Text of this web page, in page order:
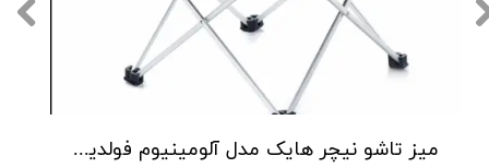
میز تاشو نیچر هایک مدل آلومینیوم فولدینگ | ft08 aluminum alloy folding table